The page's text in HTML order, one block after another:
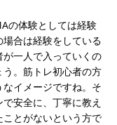
の体験としては経験
合は経験をしている
一人で入っていくの
。筋トレ初心者の方
イメージですね。そ
安全に、丁寧に教え
とがないという方で